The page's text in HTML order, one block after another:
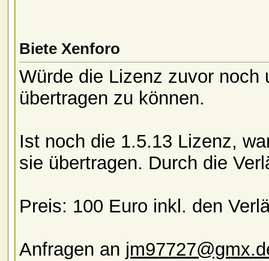
Biete Xenforo
Würde die Lizenz zuvor
übertragen zu können.
Ist noch die 1.5.13 Lizenz,
sie übertragen. Durch die
Preis: 100 Euro inkl. den
Anfragen an